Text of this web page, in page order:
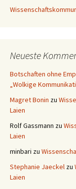
Neueste
Botschaften ohne
„Wolkige
Magret Bonin zu
Laien
Rolf Gassmann zu
Laien
minbari zu
Stephanie Jaeckel zu
Laien